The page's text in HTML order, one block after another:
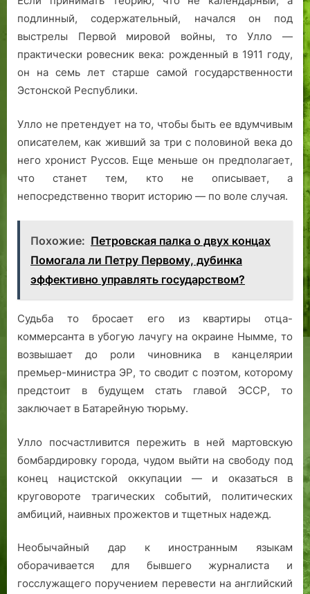
подлинный, содержательный, начался он под
выстрелы Первой мировой войны, то Улло —
практически ровесник века: рожденный в 1911 году,
он на семь лет старше самой государственности
Эстонской Республики.
Улло не претендует на то, чтобы быть ее вдумчивым
описателем, как живший за три с половиной века до
него хронист Руссов. Еще меньше он предполагает,
что станет тем, кто не описывает, а
непосредственно творит историю — по воле случая.
Похожие: Петровская палка о двух концах
Помогала ли Петру Первому, дубинка
эффективно управлять государством?
Судьба то бросает его из квартиры отца-
коммерсанта в убогую лачугу на окраине Нымме, то
возвышает до роли чиновника в канцелярии
премьер-министра ЭР, то сводит с поэтом, которому
предстоит в будущем стать главой ЭССР, то
заключает в Батарейную тюрьму.
Улло посчастливится пережить в ней мартовскую
бомбардировку города, чудом выйти на свободу под
конец нацистской оккупации — и оказаться в
круговороте трагических событий, политических
амбиций, наивных прожектов и тщетных надежд.
Необычайный дар к иностранным языкам
оборачивается для бывшего журналиста и
госслужащего поручением перевести на английский